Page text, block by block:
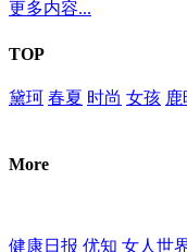
更多内容...
TOP
黛珂 春夏 时尚 女孩 鹿
More
健康日报 优知 女人世